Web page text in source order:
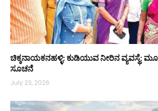
ಚಿಕ್ಕನಾಯಕನಹಳ್ಳಿ: ಕುಡಿಯುವ ನೀರಿನ ವ್ಯವಸ್ಥೆ:
ಸೂಚನೆ
July 23, 2026